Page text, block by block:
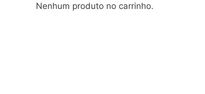
Nenhum produto no carrinho.